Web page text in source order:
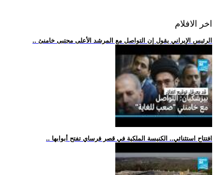
اخر الافلام
.. الرئيس الإيراني يقول إن التواصل مع المرشد الأعلى مجتبى خامنئ
.. افتتاح استثنائي.. الكنيسة الملكية في قصر فرساي تفتح أبوابها